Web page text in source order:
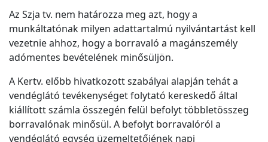
Az Szja tv. nem határozza meg azt, hogy a
munkáltatónak milyen adattartalmú nyilvántartást kell
vezetnie ahhoz, hogy a borravaló a magánszemély
adómentes bevételének minősüljön.
A Kertv. előbb hivatkozott szabályai alapján tehát a
vendéglátó tevékenységet folytató kereskedő által
kiállított számla összegén felül befolyt többletösszeg
borravalónak minősül. A befolyt borravalóról a
vendéglátó egység üzemeltetőjének napi